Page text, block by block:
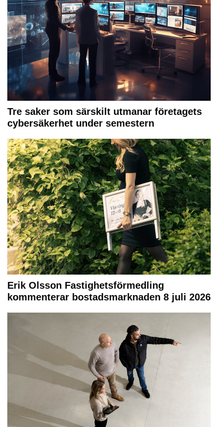
Tre saker som särskilt utmanar företagets
cybersäkerhet under semestern
Erik Olsson Fastighetsförmedling
kommenterar bostadsmarknaden 8 juli 2026